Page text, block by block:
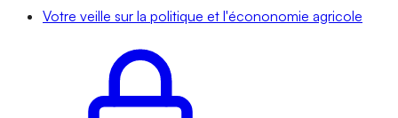
Votre veille sur la politique et l'écononomie agricole